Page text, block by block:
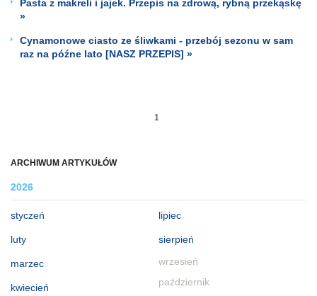
ARCHIWUM ARTYKUŁÓW
2026
styczeń
luty
marzec
kwiecień
lipiec
sierpień
wrzesień
październik
Pasta z makreli i jajek. Przepis na zdrową, rybną przekąskę
»
Cynamonowe ciasto ze śliwkami - przebój sezonu w sam
raz na późne lato [NASZ PRZEPIS] »
1